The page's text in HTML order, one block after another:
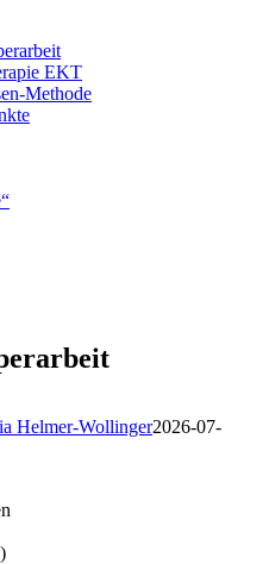
EKT
Methode
Helmer-Wollinger2026-07-